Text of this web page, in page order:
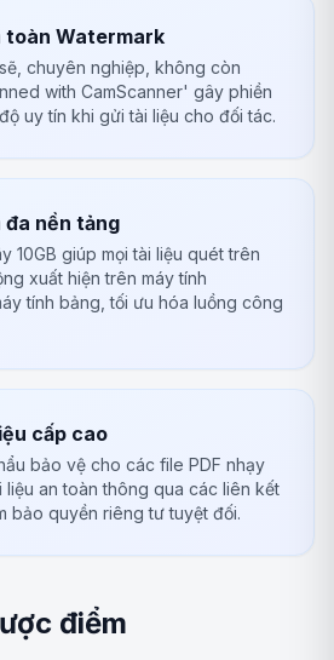
toàn Watermark
chuyên nghiệp, không còn
with CamScanner' gây phiền
uy tín khi gửi tài liệu cho đối tác.
nền tảng
10GB giúp mọi tài liệu quét trên
xuất hiện trên máy tính
tính bảng, tối ưu hóa luồng công
cấp cao
bảo vệ cho các file PDF nhạy
liệu an toàn thông qua các liên kết
bảo quyền riêng tư tuyệt đối.
điểm